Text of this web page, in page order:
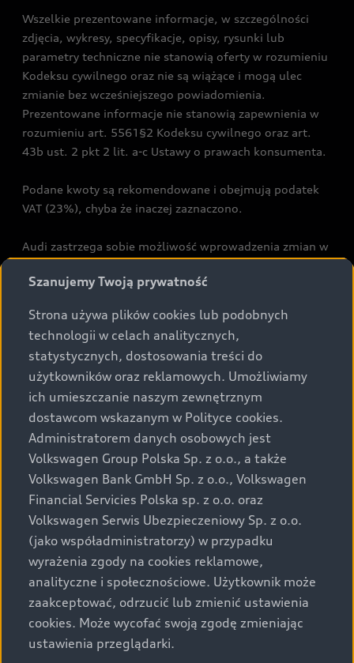
Wszelkie prezentowane informacje, w szczególności
zdjęcia, wykresy, specyfikacje, opisy, rysunki lub
parametry techniczne nie stanowią oferty w rozumieniu
Kodeksu cywilnego oraz nie są wiążące i mogą ulec
zmianie bez wcześniejszego powiadomienia.
Prezentowane informacje nie stanowią zapewnienia w
rozumieniu art. 5561§2 Kodeksu cywilnego oraz art.
43b ust. 2 pkt 2 lit. a-c Ustawy o prawach konsumenta.
Podane kwoty są rekomendowane i obejmują podatek
VAT (23%), chyba że inaczej zaznaczono.
Audi zastrzega sobie możliwość wprowadzenia zmian w
wyposażenia mogą różnić się od specyfikacji
mogą przedstawiać wyposażenie opcjonalne, dostępne
za dopłatą. Wiążące ustalenie ceny, wyposażenia i
specyfikacji pojazdu następują w umowie sprzedaży, a
określenie parametrów technicznych zawiera
świadectwo homologacji typu pojazdu. Zastrzegamy
sobie prawo do zmian i pomyłek. Wszelkie informacje
prezentowane na stronie są aktualne na dzień ich
zamieszczania. W celu uzyskania najnowszych
informacji prosimy kontaktować się z Partnerem Marki
Audi.
Wszystkie produkowane obecnie samochody marki Audi
są wykonywane z materiałów spełniających pod
względem możliwości odzysku i recyklingu wymagania
określone w normie ISO 22628 i są zgodne z
europejskimi świadectwami homologacji wydanymi wg
dyrektywy 2005/64/WE. Volkswagen Group Polska sp. z
o.o. podlega obowiązkowi zapewnienia wszystkim
Szanujemy Twoją prywatność
Strona używa plików cookies lub podobnych
technologii w celach analitycznych,
statystycznych, dostosowania treści do
użytkowników oraz reklamowych. Umożliwiamy
ich umieszczanie naszym zewnętrznym
dostawcom wskazanym w Polityce cookies.
Administratorem danych osobowych jest
Volkswagen Group Polska Sp. z o.o., a także
Volkswagen Bank GmbH Sp. z o.o., Volkswagen
Financial Servicies Polska sp. z o.o. oraz
Volkswagen Serwis Ubezpieczeniowy Sp. z o.o.
(jako współadministratorzy) w przypadku
wyrażenia zgody na cookies reklamowe,
analityczne i społecznościowe. Użytkownik może
zaakceptować, odrzucić lub zmienić ustawienia
cookies. Może wycofać swoją zgodę zmieniając
ustawienia przeglądarki.